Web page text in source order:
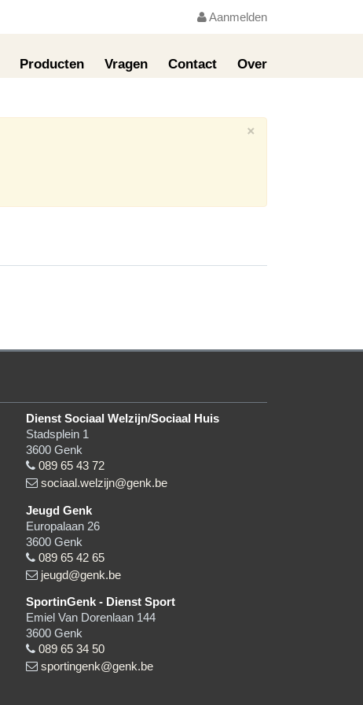
Aanmelden
Producten Vragen Contact Over
×
Dienst Sociaal Welzijn/Sociaal Huis
Stadsplein 1
3600Genk
089 65 43 72
sociaal.welzijn@genk.be
Jeugd Genk
Europalaan 26
3600Genk
089 65 42 65
jeugd@genk.be
SportinGenk - Dienst Sport
Emiel Van Dorenlaan 144
3600Genk
089 65 34 50
sportingenk@genk.be